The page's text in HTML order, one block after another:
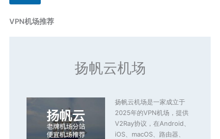
VPN机场推荐
扬帆云机场
扬帆云机场是一家成立于
2025年的VPN机场，提供
V2Ray协议，在Android、
iOS、macOS、路由器、